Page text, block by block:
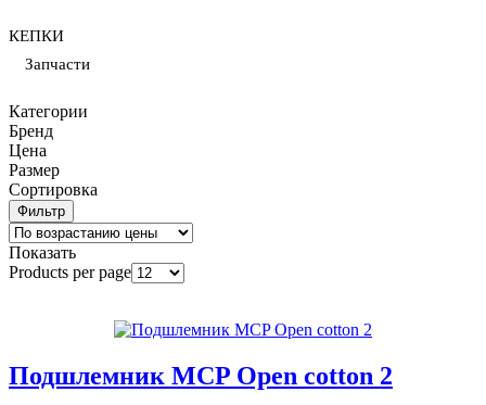
КЕПКИ
Запчасти
Категории
Бренд
Цена
Размер
Сортировка
Фильтр
Показать
Products per page
Подшлемник MCP Open cotton 2